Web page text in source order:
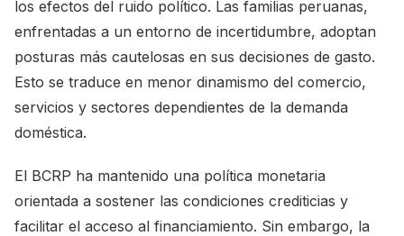
los efectos del ruido político. Las familias peruanas,
enfrentadas a un entorno de incertidumbre, adoptan
posturas más cautelosas en sus decisiones de gasto.
Esto se traduce en menor dinamismo del comercio,
servicios y sectores dependientes de la demanda
doméstica.
El BCRP ha mantenido una política monetaria
orientada a sostener las condiciones crediticias y
facilitar el acceso al financiamiento. Sin embargo, la